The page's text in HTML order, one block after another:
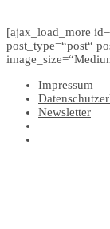
[ajax_load_more
post_type=“post“
Impressum
Newsletter